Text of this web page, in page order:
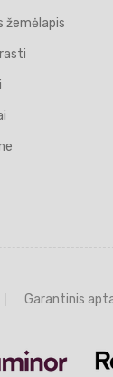
žemėlapis
Garantinis